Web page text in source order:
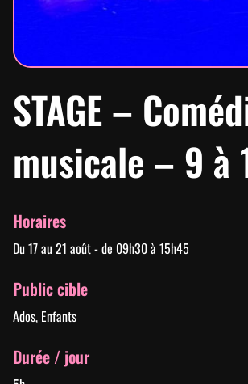
STAGE –
musicale – 9 à
Horaires
Du 17 au 21 août - de 09h30 à 15h45
Public cible
Ados, Enfants
Durée / jour